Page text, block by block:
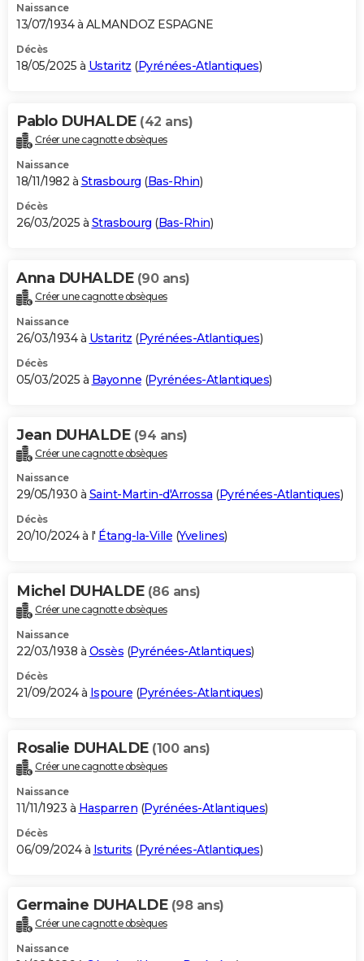
Naissance
13/07/1934 à ALMANDOZ ESPAGNE
Décès
18/05/2025 à Ustaritz (Pyrénées-Atlantiques)
Pablo DUHALDE (42 ans)
Créer une cagnotte obsèques
Naissance
18/11/1982 à Strasbourg (Bas-Rhin)
Décès
26/03/2025 à Strasbourg (Bas-Rhin)
Anna DUHALDE (90 ans)
Créer une cagnotte obsèques
Naissance
26/03/1934 à Ustaritz (Pyrénées-Atlantiques)
Décès
05/03/2025 à Bayonne (Pyrénées-Atlantiques)
Jean DUHALDE (94 ans)
Créer une cagnotte obsèques
Naissance
29/05/1930 à Saint-Martin-d'Arrossa (Pyrénées-Atlantiques)
Décès
20/10/2024 à l' Étang-la-Ville (Yvelines)
Michel DUHALDE (86 ans)
Créer une cagnotte obsèques
Naissance
22/03/1938 à Ossès (Pyrénées-Atlantiques)
Décès
21/09/2024 à Ispoure (Pyrénées-Atlantiques)
Rosalie DUHALDE (100 ans)
Créer une cagnotte obsèques
Naissance
11/11/1923 à Hasparren (Pyrénées-Atlantiques)
Décès
06/09/2024 à Isturits (Pyrénées-Atlantiques)
Germaine DUHALDE (98 ans)
Créer une cagnotte obsèques
Naissance